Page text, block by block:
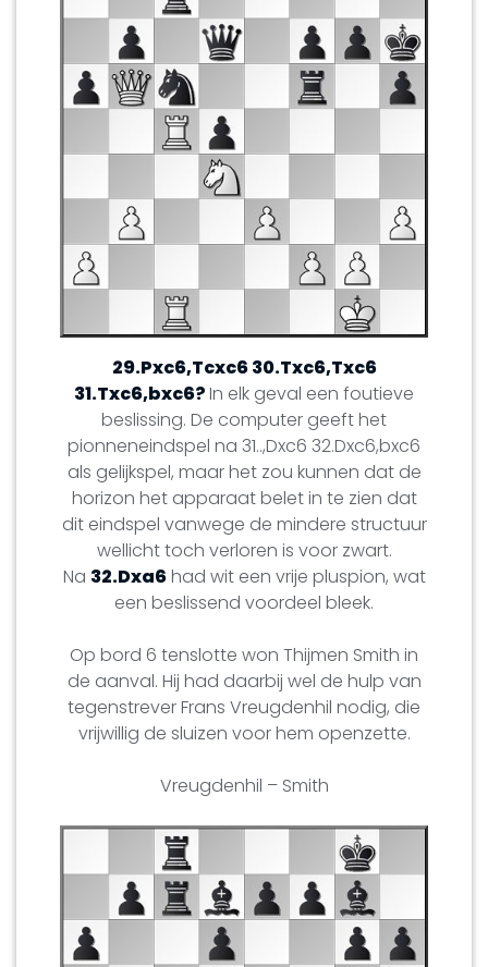
29.Pxc6,Tcxc6 30.Txc6,Txc6
31.Txc6,bxc6?In elk geval een foutieve
beslissing. De computer geeft het
pionneneindspel na 31..,Dxc6 32.Dxc6,bxc6
als gelijkspel, maar het zou kunnen dat de
horizon het apparaat belet in te zien dat
dit eindspel vanwege de mindere structuur
wellicht toch verloren is voor zwart.
Na 32.Dxa6had wit een vrije pluspion, wat
een beslissend voordeel bleek.
Op bord 6 tenslotte won Thijmen Smith in
de aanval. Hij had daarbij wel de hulp van
tegenstrever Frans Vreugdenhil nodig, die
vrijwillig de sluizen voor hem openzette.
Vreugdenhil – Smith